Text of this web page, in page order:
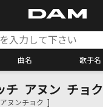
曲名 歌手名
カラオケ検索
チ アヌン チョク
ヌンチョク ]